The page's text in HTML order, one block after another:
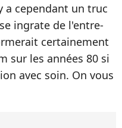
a cependant un truc
ingrate de l'entre-
certainement
sur les années 80 si
avec soin. On vous